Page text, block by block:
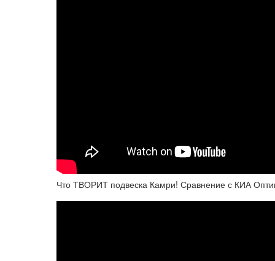
Что ТВОРИТ подвеска Камри! Сравнение с КИА